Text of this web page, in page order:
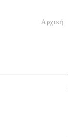
Αρχική